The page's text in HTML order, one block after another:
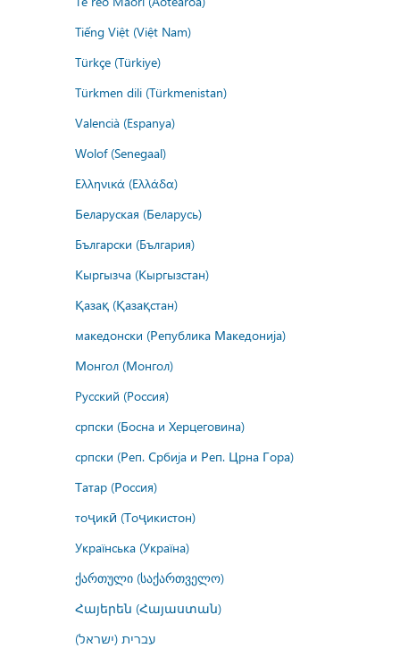
Tiếng Việt (Việt Nam)
Türkçe (Türkiye)
Türkmen dili (Türkmenistan)
Valencià (Espanya)
Wolof (Senegaal)
Ελληνικά (Ελλάδα)
Беларуская (Беларусь)
Български (България)
Кыргызча (Кыргызстан)
Қазақ (Қазақстан)
македонски (Република Македонија)
Монгол (Монгол)
Русский (Россия)
српски (Босна и Херцеговина)
српски (Реп. Србија и Реп. Црна Гора)
Татар (Россия)
тоҷикӣ (Тоҷикистон)
Українська (Україна)
ქართული (საქართველო)
Հայերեն (Հայաստան)
עברית (ישראל)